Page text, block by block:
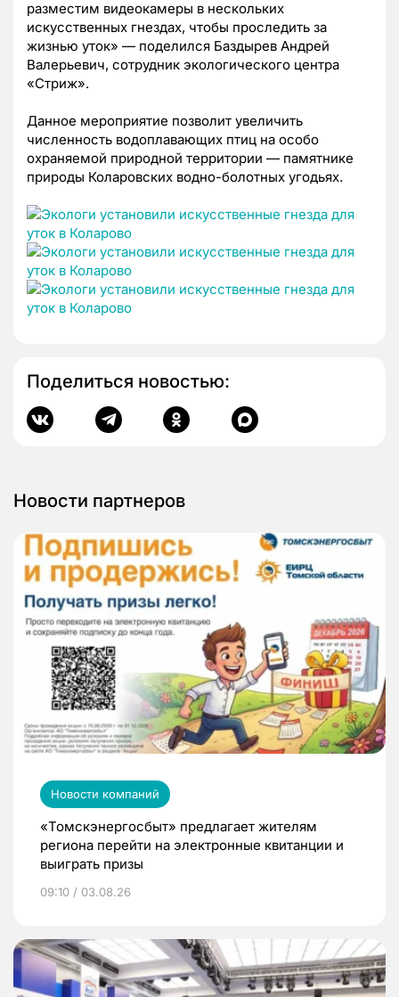
разместим видеокамеры в нескольких
искусственных гнездах, чтобы проследить за
жизнью уток» — поделился Баздырев Андрей
Валерьевич, сотрудник экологического центра
«Стриж».
Данное мероприятие позволит увеличить
численность водоплавающих птиц на особо
охраняемой природной территории — памятнике
природы Коларовских водно-болотных угодьях.
Поделиться новостью:
Новости партнеров
Новости компаний
«Томскэнергосбыт» предлагает жителям
региона перейти на электронные квитанции и
выиграть призы
09:10 / 03.08.26